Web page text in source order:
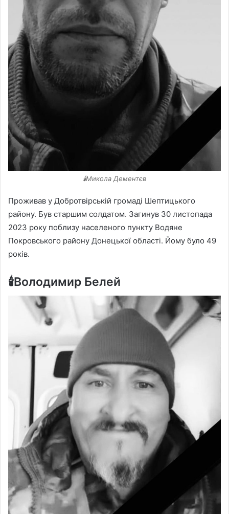
🕯️Микола Дементєв
Проживав у Добротвірській громаді Шептицького
району. Був старшим солдатом. Загинув 30 листопада
2023 року поблизу населеного пункту Водяне
Покровського району Донецької області. Йому було 49
років.
🕯️Володимир Белей